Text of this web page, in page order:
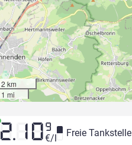
2 km
1 mi
2.10 9
€/l Freie Tankstelle